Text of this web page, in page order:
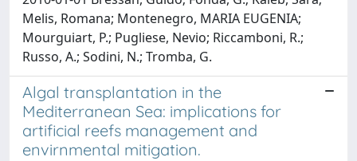
Melis, Romana; Montenegro, MARIA EUGENIA;
Mourguiart, P.; Pugliese, Nevio; Riccamboni, R.;
Russo, A.; Sodini, N.; Tromba, G.
Algal transplantation in the
Mediterranean Sea: implications for
artificial reefs management and
envirnmental mitigation.